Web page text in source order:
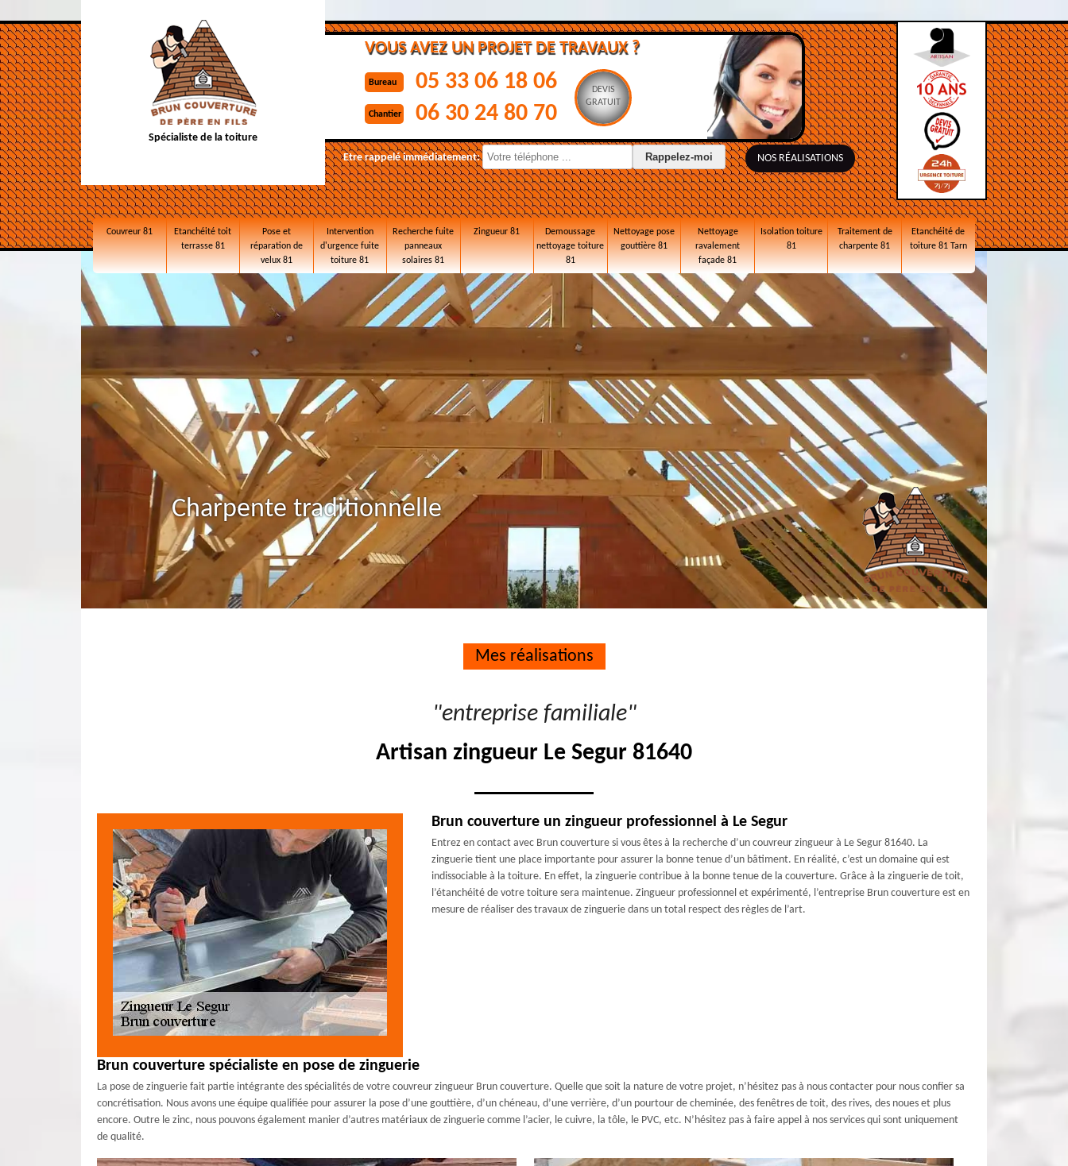
Spécialiste de la toiture
VOUS AVEZ UN PROJET DE TRAVAUX ?
Bureau 05 33 06 18 06
Chantier 06 30 24 80 70
DEVIS
GRATUIT
Etre rappelé immédiatement: NOS RÉALISATIONS
Couvreur 81
Etanchéité toit
terrasse 81
Pose et
réparation de
velux 81
Intervention
d'urgence fuite
toiture 81
Recherche fuite
panneaux
solaires 81
Zingueur 81
Demoussage
nettoyage toiture
81
Nettoyage pose
gouttière 81
Nettoyage
ravalement
façade 81
Isolation toiture
81
Traitement de
charpente 81
Etanchéité de
toiture 81 Tarn
Charpente traditionnelle
Mes réalisations
"entreprise familiale"
Artisan zingueur Le Segur 81640
Brun couverture un zingueur professionnel à Le Segur
Entrez en contact avec Brun couverture si vous êtes à la recherche d’un couvreur zingueur à Le Segur 81640. La
zinguerie tient une place importante pour assurer la bonne tenue d’un bâtiment. En réalité, c’est un domaine qui est
indissociable à la toiture. En effet, la zinguerie contribue à la bonne tenue de la couverture. Grâce à la zinguerie de toit,
l’étanchéité de votre toiture sera maintenue. Zingueur professionnel et expérimenté, l’entreprise Brun couverture est en
mesure de réaliser des travaux de zinguerie dans un total respect des règles de l’art.
Brun couverture spécialiste en pose de zinguerie
La pose de zinguerie fait partie intégrante des spécialités de votre couvreur zingueur Brun couverture. Quelle que soit la nature de votre projet, n’hésitez pas à nous contacter pour nous confier sa
concrétisation. Nous avons une équipe qualifiée pour assurer la pose d’une gouttière, d’un chéneau, d’une verrière, d’un pourtour de cheminée, des fenêtres de toit, des rives, des noues et plus
encore. Outre le zinc, nous pouvons également manier d’autres matériaux de zinguerie comme l’acier, le cuivre, la tôle, le PVC, etc. N’hésitez pas à faire appel à nos services qui sont uniquement
de qualité.